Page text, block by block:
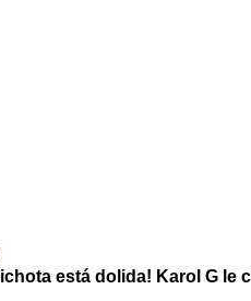
está dolida! Karol G le